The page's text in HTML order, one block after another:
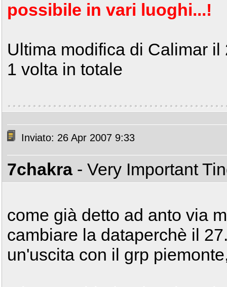
possibile in vari luoghi...!
Ultima modifica di Calimar
1 volta in totale
Inviato: 26 Apr 2007 9:33
7chakra - Very Important
come già detto ad anto via
cambiare la dataperchè il
un'uscita con il grp